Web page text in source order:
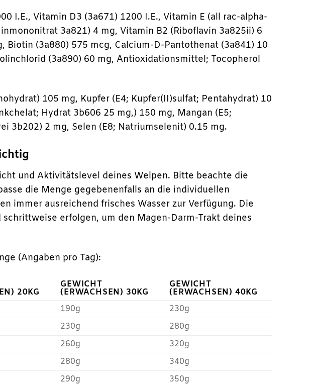
I.E., Vitamin D3 (3a671) 1200 I.E., Vitamin E (all rac-alpha-
3a821) 4 mg, Vitamin B2 (Riboflavin 3a825ii) 6
(3a880) 575 mcg, Calcium-D-Pantothenat (3a841) 10
(3a890) 60 mg, Antioxidationsmittel; Tocopherol
105 mg, Kupfer (E4; Kupfer(II)sulfat; Pentahydrat) 10
Hydrat 3b606 25 mg,) 150 mg, Mangan (E5;
3b202) 2 mg, Selen (E8; Natriumselenit) 0.15 mg.
und Aktivitätslevel deines Welpen. Bitte beachte die
die Menge gegebenenfalls an die individuellen
immer ausreichend frisches Wasser zur Verfügung. Die
erfolgen, um den Magen-Darm-Trakt deines
(Angaben pro Tag):
20KG
GEWICHT
(ERWACHSEN) 30KG
GEWICHT
(ERWACHSEN) 40KG
190g
230g
230g
280g
260g
320g
280g
340g
290g 350g